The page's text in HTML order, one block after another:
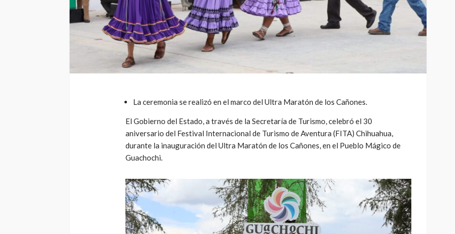
La ceremonia se realizó en el marco del Ultra Maratón de los Cañones.
El Gobierno del Estado, a través de la Secretaría de Turismo, celebró el 30
aniversario del Festival Internacional de Turismo de Aventura (FITA) Chihuahua,
durante la inauguración del Ultra Maratón de los Cañones, en el Pueblo Mágico de
Guachochi.